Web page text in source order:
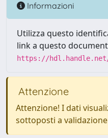
Informazioni
Utilizza questo
link a questo
https://hdl.handle.net/
Attenzione
Attenzione! I dati
sottoposti a